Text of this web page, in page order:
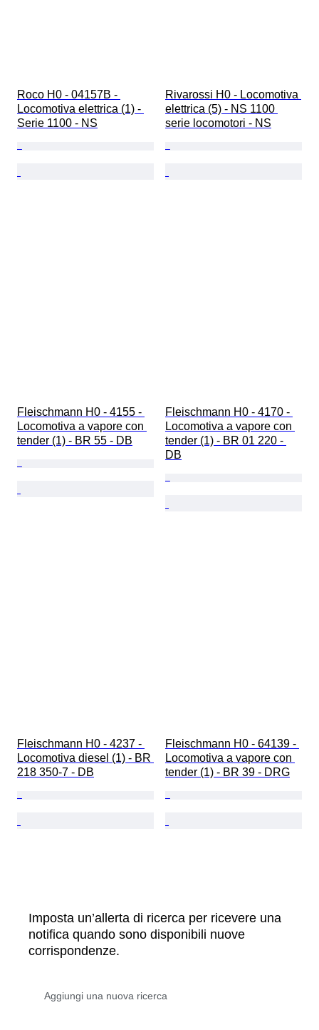
Roco H0 - 04157B -
Locomotiva elettrica (1) -
Serie 1100 - NS
Rivarossi H0 - Locomotiva
elettrica (5) - NS 1100
serie locomotori - NS
Fleischmann H0 - 4155 -
Locomotiva a vapore con
tender (1) - BR 55 - DB
Fleischmann H0 - 4170 -
Locomotiva a vapore con
tender (1) - BR 01 220 -
DB
Fleischmann H0 - 4237 -
Locomotiva diesel (1) - BR
218 350-7 - DB
Fleischmann H0 - 64139 -
Locomotiva a vapore con
tender (1) - BR 39 - DRG
Imposta un’allerta di ricerca per ricevere una
notifica quando sono disponibili nuove
corrispondenze.